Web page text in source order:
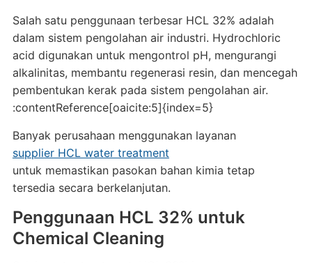
Salah satu penggunaan terbesar HCL 32% adalah
dalam sistem pengolahan air industri. Hydrochloric
acid digunakan untuk mengontrol pH, mengurangi
alkalinitas, membantu regenerasi resin, dan mencegah
pembentukan kerak pada sistem pengolahan air.
:contentReference[oaicite:5]{index=5}
Banyak perusahaan menggunakan layanan
supplier HCL water treatment
untuk memastikan pasokan bahan kimia tetap
tersedia secara berkelanjutan.
Penggunaan HCL 32% untuk
Chemical Cleaning